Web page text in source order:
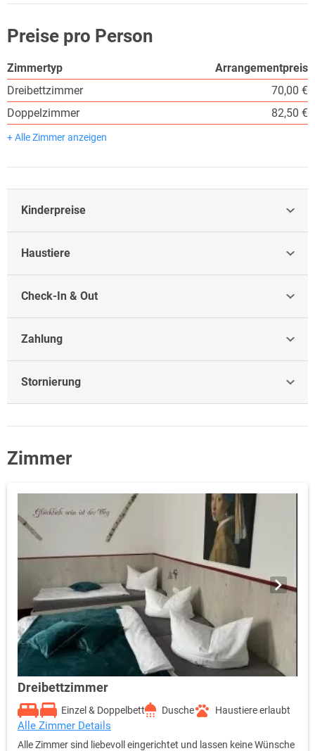
Preise pro Person
Zimmertyp
Arrangementpreis
Dreibettzimmer
70,00 €
Doppelzimmer
82,50 €
+ Alle Zimmer anzeigen
Kinderpreise
Haustiere
Check-In & Out
Zahlung
Stornierung
Zimmer
Dreibettzimmer
Einzel & Doppelbett Dusche Haustiere erlaubt
Alle Zimmer Details
Alle Zimmer sind liebevoll eingerichtet und lassen keine Wünsche